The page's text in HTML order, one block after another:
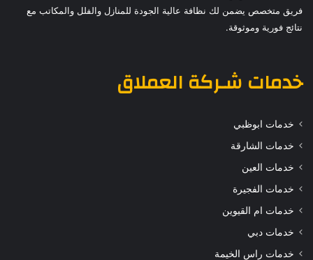
فريق متخصص يضمن لك نظافة عالية الجودة للمنازل والفلل والمكاتب مع
نتائج فورية وموثوقة.
خدمات شـركة العملاق
خدمات ابوظبي
خدمات الشارقة
خدمات العين
خدمات الفجيرة
خدمات ام القيوين
خدمات دبي
خدمات راس الخيمة